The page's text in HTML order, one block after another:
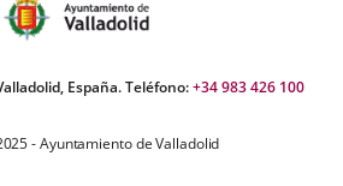
España. Teléfono:+34 983 426 100
- Ayuntamiento de Valladolid